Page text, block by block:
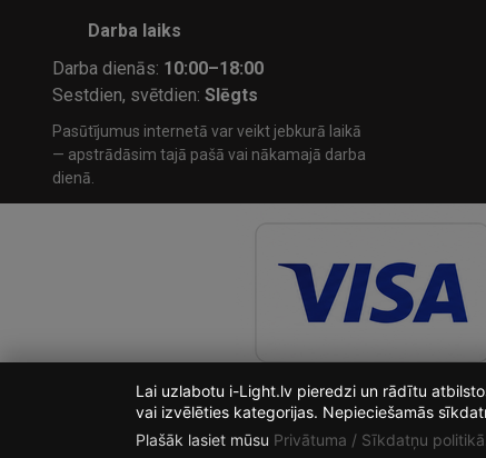
Darba laiks
Darba dienās: 10:00–18:00
Sestdien, svētdien:Slēgts
Pasūtījumus internetā var veikt jebkurā laikā
— apstrādāsim tajā pašā vai nākamajā darba
dienā.
Lai uzlabotu i-Light.lv pieredzi un rādītu
vai izvēlēties kategorijas. Nepieciešamās
Plašāk lasiet mūsu Privātuma / Sīkdatņu politikā